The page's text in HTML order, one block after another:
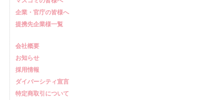
企業・官庁の皆様へ
提携先企業様一覧
会社概要
お知らせ
採用情報
ダイバーシティ宣言
特定商取引について